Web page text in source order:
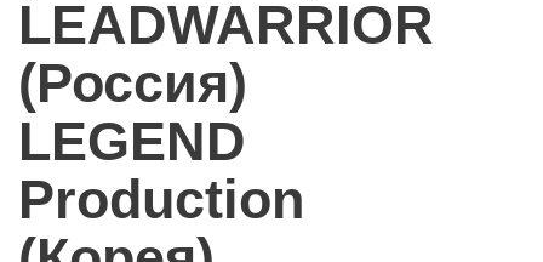
LEADWARRIOR
(Россия)
LEGEND
Production